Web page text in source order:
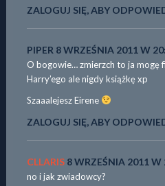
ZALOGUJ SIĘ, ABY
PIPER 8 WRZEŚNIA 2011 W
O bogowie… zmierzch to ja mogę
Harry’ego ale nigdy książkę xp
Szaaalejesz Eirene
ZALOGUJ SIĘ, ABY
CLLARIS 8 WRZEŚNIA 2011 W
no i jak zwiadowcy?